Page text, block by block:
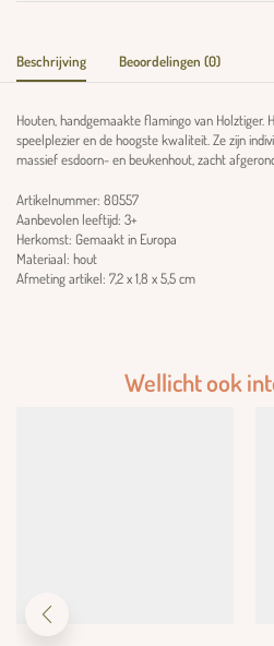
Beschrijving Beoordelingen (0)
Houten, handgemaakte flamingo van Holztiger.
speelplezier en de hoogste kwaliteit. Ze zijn
massief esdoorn- en beukenhout, zacht
Artikelnummer: 80557
Aanbevolen leeftijd: 3+
Herkomst: Gemaakt in Europa
Materiaal: hout
Afmeting artikel: 7,2 x 1,8 x 5,5 cm
Wellicht ook